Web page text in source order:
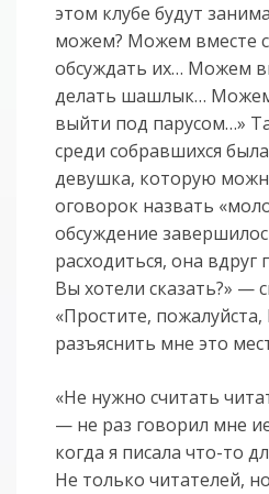
этом клубе будут
можем? Можем вместе
обсуждать их… Можем
делать шашлык…
выйти под парусом…»
среди собравшихся
девушка, которую
оговорок назвать
обсуждение
расходиться, она вдруг
Вы хотели сказать?» —
«Простите,
разъяснить мне это
«Не нужно считать
— не раз говорил мне
когда я писала что-то
Не только читателей,